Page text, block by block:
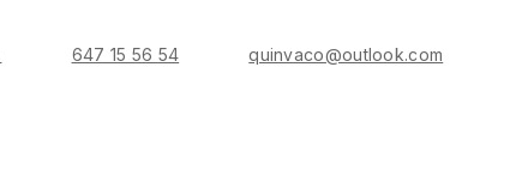
647 15 56 54 quinvaco@outlook.com